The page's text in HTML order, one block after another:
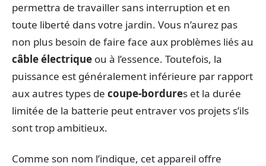
permettra de travailler sans interruption et en
toute liberté dans votre jardin. Vous n’aurez pas
non plus besoin de faire face aux problèmes liés au
câble électrique ou à l’essence. Toutefois, la
puissance est généralement inférieure par rapport
aux autres types de coupe-bordures et la durée
limitée de la batterie peut entraver vos projets s’ils
sont trop ambitieux.
Comme son nom l’indique, cet appareil offre